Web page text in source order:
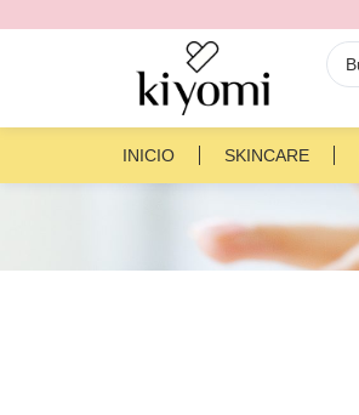
INICIO SKINCARE